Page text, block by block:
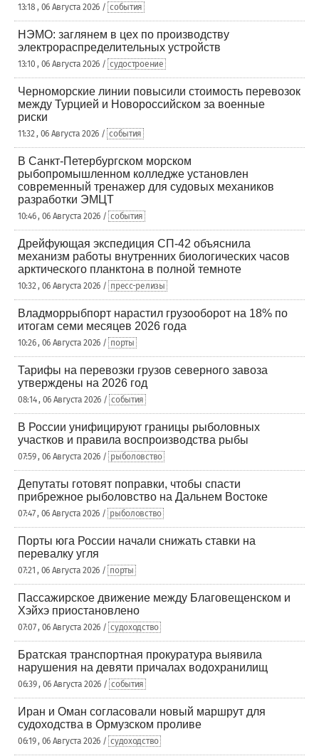
13:18 , 06 Августа 2026 / события
НЭМО: заглянем в цех по производству
электрораспределительных устройств
13:10 , 06 Августа 2026 / судостроение
Черноморские линии повысили стоимость перевозок
между Турцией и Новороссийском за военные
риски
11:32 , 06 Августа 2026 / события
В Санкт-Петербургском морском
рыбопромышленном колледже установлен
современный тренажер для судовых механиков
разработки ЭМЦТ
10:46 , 06 Августа 2026 / события
Дрейфующая экспедиция СП-42 объяснила
механизм работы внутренних биологических часов
арктического планктона в полной темноте
10:32 , 06 Августа 2026 / пресс-релизы
Владморрыбпорт нарастил грузооборот на 18% по
итогам семи месяцев 2026 года
10:26 , 06 Августа 2026 / порты
Тарифы на перевозки грузов северного завоза
утверждены на 2026 год
08:14 , 06 Августа 2026 / события
В России унифицируют границы рыболовных
участков и правила воспроизводства рыбы
07:59 , 06 Августа 2026 / рыболовство
Депутаты готовят поправки, чтобы спасти
прибрежное рыболовство на Дальнем Востоке
07:47 , 06 Августа 2026 / рыболовство
Порты юга России начали снижать ставки на
перевалку угля
07:21 , 06 Августа 2026 / порты
Пассажирское движение между Благовещенском и
Хэйхэ приостановлено
07:07 , 06 Августа 2026 / судоходство
Братская транспортная прокуратура выявила
нарушения на девяти причалах водохранилищ
06:39 , 06 Августа 2026 / события
Иран и Оман согласовали новый маршрут для
судоходства в Ормузском проливе
06:19 , 06 Августа 2026 / судоходство